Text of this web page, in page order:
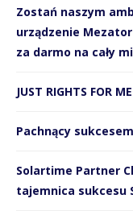
Zostań naszym
urządzenie
za darmo na cały
JUST RIGHTS FOR
Pachnący
Solartime Partner
tajemnica sukcesu